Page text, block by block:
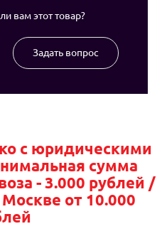
вам этот товар?
Задать вопрос
с юридическими
сумма
- 3.000 рублей /
от 10.000